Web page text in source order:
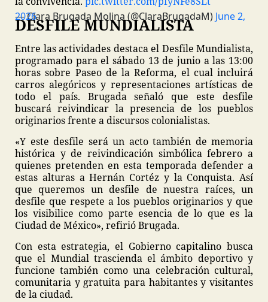
— Clara Brugada Molina (@ClaraBrugadaM)
June 2, 2026
DESFILE MUNDIALISTA
Entre las actividades destaca el Desfile Mundialista,
programado para el sábado 13 de junio a las 13:00
horas sobre Paseo de la Reforma, el cual incluirá
carros alegóricos y representaciones artísticas de
todo el país. Brugada señaló que este desfile
buscará reivindicar la presencia de los pueblos
originarios frente a discursos colonialistas.
«Y este desfile será un acto también de memoria
histórica y de reivindicación simbólica febrero a
quienes pretenden en esta temporada defender a
estas alturas a Hernán Cortéz y la Conquista. Así
que queremos un desfile de nuestra raíces, un
desfile que respete a los pueblos originarios y que
los visibilice como parte esencia de lo que es la
Ciudad de México», refirió Brugada.
Con esta estrategia, el Gobierno capitalino busca
que el Mundial trascienda el ámbito deportivo y
funcione también como una celebración cultural,
comunitaria y gratuita para habitantes y visitantes
de la ciudad.